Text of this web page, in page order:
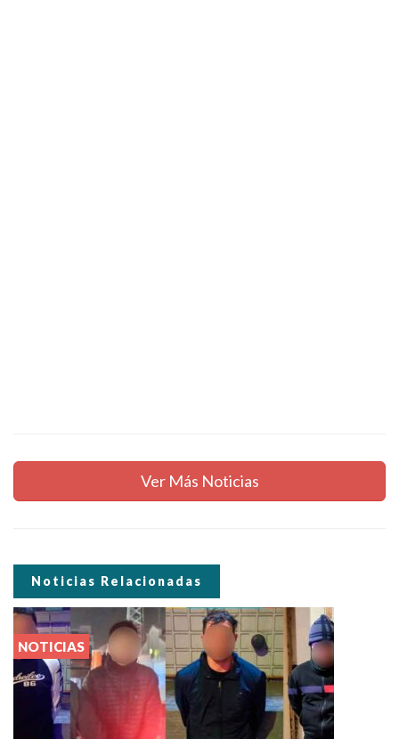
Ver Más Noticias
Noticias Relacionadas
NOTICIAS